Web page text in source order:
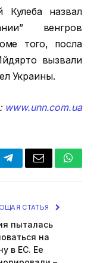
назвал
венгров
того, посла
вызвали
Украины.
www.unn.com.ua
TelegramEmail
СТАТЬЯ
пыталась
на
в ЕС. Ее